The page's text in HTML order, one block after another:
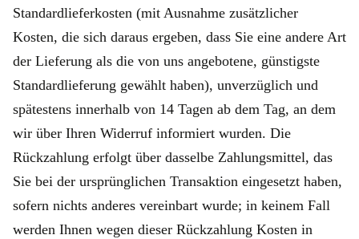
Standardlieferkosten (mit Ausnahme zusätzlicher
Kosten, die sich daraus ergeben, dass Sie eine andere Art
der Lieferung als die von uns angebotene, günstigste
Standardlieferung gewählt haben), unverzüglich und
spätestens innerhalb von 14 Tagen ab dem Tag, an dem
wir über Ihren Widerruf informiert wurden. Die
Rückzahlung erfolgt über dasselbe Zahlungsmittel, das
Sie bei der ursprünglichen Transaktion eingesetzt haben,
sofern nichts anderes vereinbart wurde; in keinem Fall
werden Ihnen wegen dieser Rückzahlung Kosten in